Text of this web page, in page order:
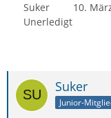
Suker 10.
Unerledigt
Suker
Junior-